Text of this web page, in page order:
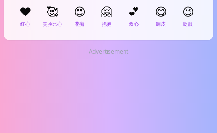
❤️
红心
🥰
笑脸比心
😍
花痴
🤗
抱抱
💕
双心
😋
调皮
😉
眨眼
Advertisement